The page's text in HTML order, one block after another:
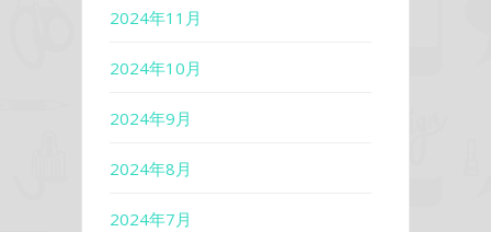
2024年11月
2024年10月
2024年9月
2024年8月
2024年7月